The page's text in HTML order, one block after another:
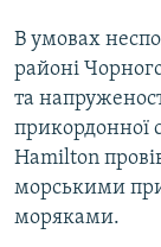
В умовах
районі
та
прикордонної
Hamilton
морськими
моряками.